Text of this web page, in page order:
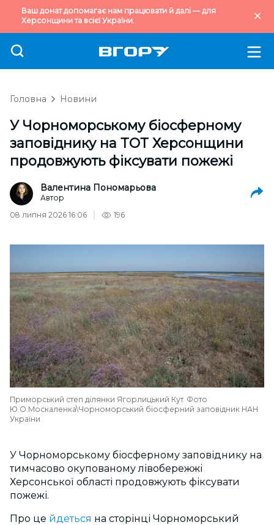
Ваш донат допомагає нам працювати й далі — для
Херсонщини та всієї України.
Головна Новини
У Чорноморському біосферному
заповіднику на ТОТ Херсонщини
продовжують фіксувати пожежі
Валентина Пономарьова
Автор
08 липня 2026 16:06
196
Приморський степ ділянки Ягорлицький Кут. Фото
Ю.О.Москаленка\Чорноморський біосферний заповідник НАН
України
У Чорноморському біосферному заповіднику на
тимчасово окупованому лівобережжі
Херсонської області продовжують фіксувати
пожежі.
Про це йдеться на сторінці Чорноморський